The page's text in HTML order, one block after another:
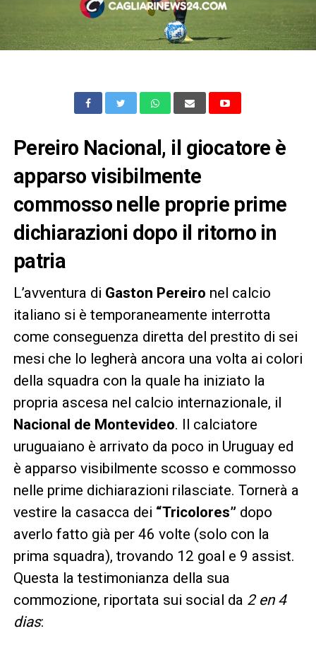
Pereiro Nacional, il giocatore è
apparso visibilmente
commosso nelle proprie prime
dichiarazioni dopo il ritorno in
patria
L’avventura di Gaston Pereiro nel calcio
italiano si è temporaneamente interrotta
come conseguenza diretta del prestito di sei
mesi che lo legherà ancora una volta ai colori
della squadra con la quale ha iniziato la
propria ascesa nel calcio internazionale, il
Nacional de Montevideo. Il calciatore
uruguaiano è arrivato da poco in Uruguay ed
è apparso visibilmente scosso e commosso
nelle prime dichiarazioni rilasciate. Tornerà a
vestire la casacca dei “Tricolores” dopo
averlo fatto già per 46 volte (solo con la
prima squadra), trovando 12 goal e 9 assist.
Questa la testimonianza della sua
commozione, riportata sui social da 2 en 4
dias: